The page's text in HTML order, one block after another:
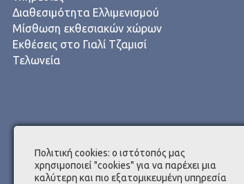
Διαθεσιμότητα Ελλιμενισμού
Μίσθωση εκθεσιακών χώρων
Εκθέσεις στο Γιαλί Τζαμισί
Τελωνεία
Πολιτική cookies: ο ιστότοπός μας
χρησιμοποιεί "cookies" για να παρέχει μια
καλύτερη και πιο εξατομικευμένη υπηρεσία